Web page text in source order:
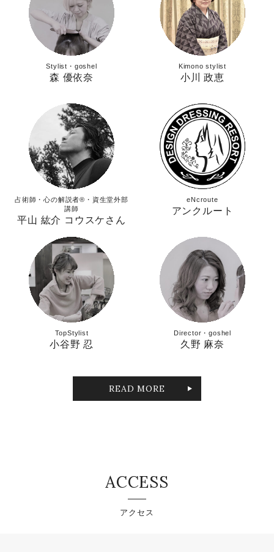
Stylist・goshel
森 優依奈
Kimono stylist
小川 政恵
占術師・心の解説者®︎・資生堂外部
講師
平山 紘介 コウスケさん
eNcroute
アンクルート
TopStylist
小谷野 忍
Director・goshel
久野 麻奈
READ MORE
ACCESS
アクセス